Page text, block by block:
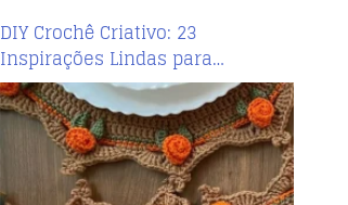
DIY Crochê Criativo: 23
Inspirações Lindas para…